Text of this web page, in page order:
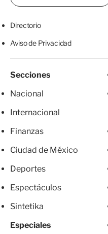
Directorio
Aviso de Privacidad
Secciones
Nacional
Internacional
Finanzas
Ciudad de México
Deportes
Espectáculos
Sintetika
Especiales